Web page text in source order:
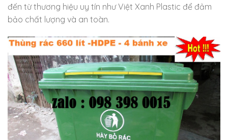
đến từ thương hiệu uy tín như Việt Xanh Plastic để đảm
bảo chất lượng và an toàn.